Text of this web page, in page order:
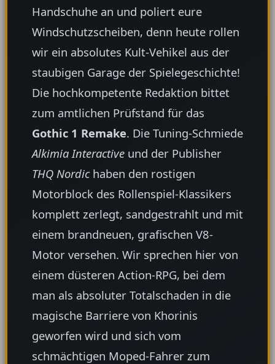
Handschuhe an und poliert eure
Windschutzscheiben, denn heute rollen
wir ein absolutes Kult-Vehikel aus der
staubigen Garage der Spielegeschichte!
Die hochkompetente Redaktion bittet
zum amtlichen Prüfstand für das
Gothic 1 Remake. Die Tuning-Schmiede
Alkimia Interactive und der Publisher
THQ Nordichaben den rostigen
Motorblock des Rollenspiel-Klassikers
komplett zerlegt, sandgestrahlt und mit
einem brandneuen, grafischen V8-
Motor versehen. Wir sprechen hier von
einem düsteren Action-RPG, bei dem
man als absoluter Totalschaden in die
magische Barriere von Khorinis
geworfen wird und sich vom
schmächtigen Moped-Fahrer zum